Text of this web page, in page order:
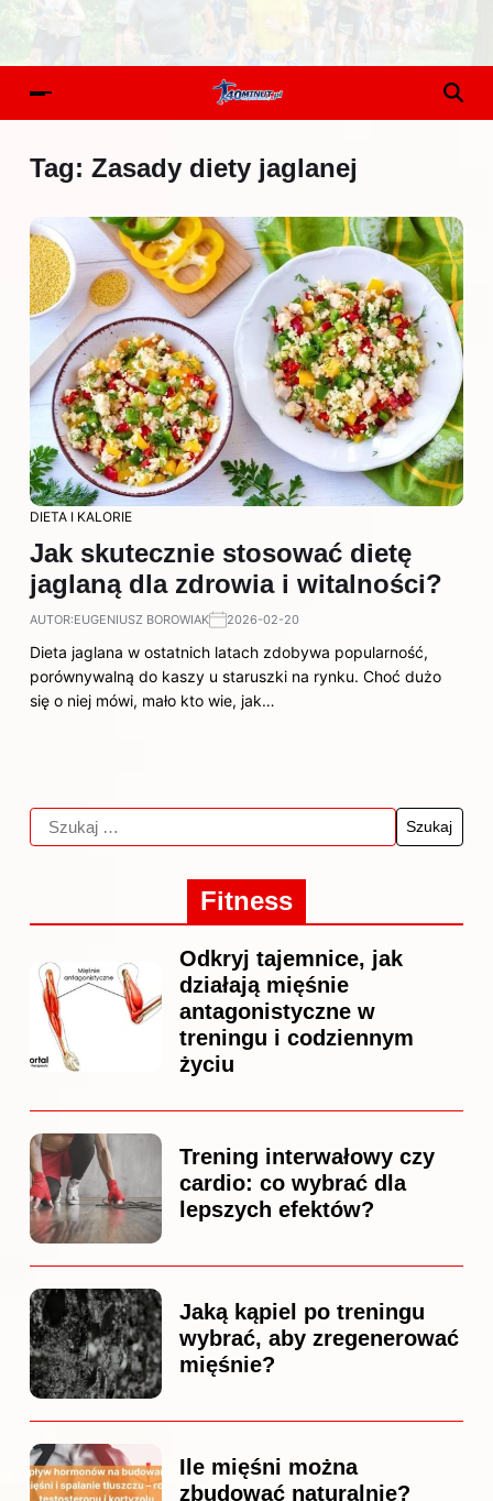
Tag: Zasady diety jaglanej
DIETA I KALORIE
Jak skutecznie stosować dietę
jaglaną dla zdrowia i witalności?
AUTOR:EUGENIUSZ BOROWIAK 2026-02-20
Dieta jaglana w ostatnich latach zdobywa popularność,
porównywalną do kaszy u staruszki na rynku. Choć dużo
się o niej mówi, mało kto wie, jak…
Fitness
Odkryj tajemnice, jak
działają mięśnie
antagonistyczne w
treningu i codziennym
życiu
Trening interwałowy czy
cardio: co wybrać dla
lepszych efektów?
Jaką kąpiel po treningu
wybrać, aby zregenerować
mięśnie?
Ile mięśni można
zbudować naturalnie?